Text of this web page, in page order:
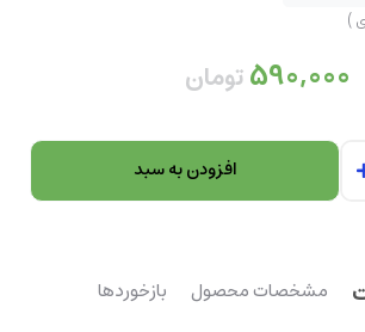
)
590,000تومان
افزودن به سبد
مشخصات محصول بازخوردها